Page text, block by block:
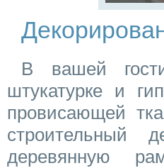
В вашей
штукатурке и
провисающей
строительный
деревянную